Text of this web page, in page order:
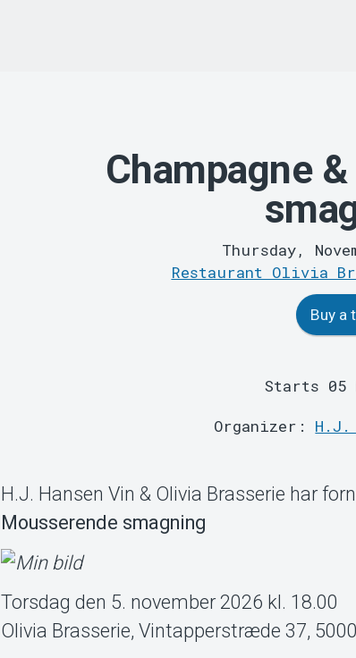
Champagne
Thursday,
Restaurant Olivia
Buy a
Starts 05
Organizer: H.J.
H.J. Hansen Vin & Olivia Brasserie har
Mousserende smagning
Torsdag den 5. november 2026 kl. 18.00
Olivia Brasserie, Vintapperstræde 37,